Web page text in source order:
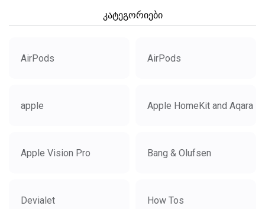
კატეგორიები
AirPods AirPods
apple Apple HomeKit and Aqara
Apple Vision Pro Bang & Olufsen
Devialet How Tos